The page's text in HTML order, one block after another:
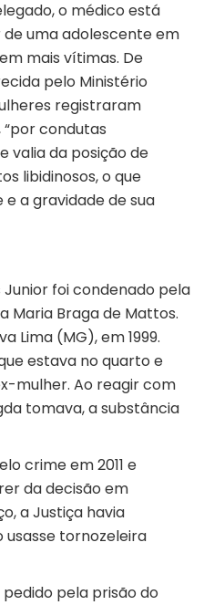
o médico está
uma adolescente em
mais vítimas. De
pelo Ministério
registraram
condutas
valia da posição de
libidinosos, o que
a gravidade de sua
foi condenado pela
Maria Braga de Mattos.
Lima (MG), em 1999.
estava no quarto e
mulher. Ao reagir com
tomava, a substância
crime em 2011 e
da decisão em
a Justiça havia
tornozeleira
pela prisão do